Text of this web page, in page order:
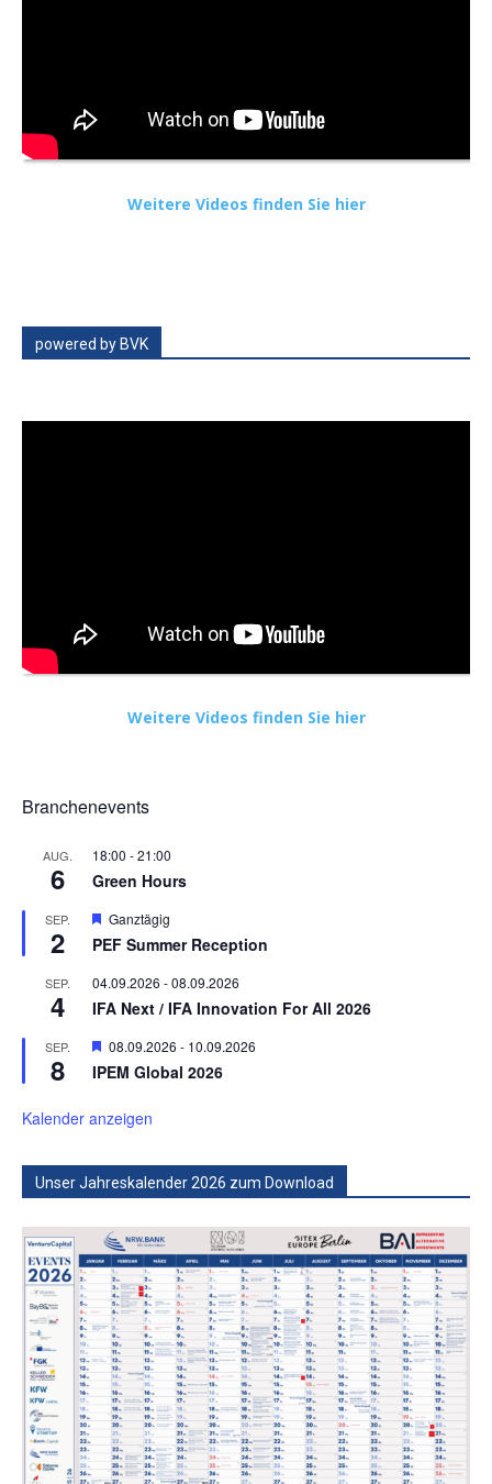
Weitere Videos finden Sie hier
powered by BVK
Weitere Videos finden Sie hier
Branchenevents
AUG.
6
18:00 -21:00
Green Hours
SEP.
2
Hervorgehoben
Ganztägig
PEF Summer Reception
SEP.
4
04.09.2026 -08.09.2026
IFA Next / IFA Innovation For All 2026
SEP.
8
Hervorgehoben
08.09.2026 - 10.09.2026
IPEM Global 2026
Kalender anzeigen
Unser Jahreskalender 2026 zum Download